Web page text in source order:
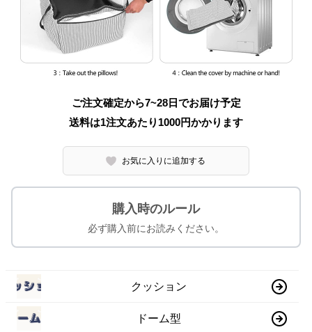
ご注文確定から7~28日でお届け予定
送料は1注文あたり 1000円かかります
お気に入りに追加する
購入時のルール
必ず購入前にお読みください。
クッション
ドーム型